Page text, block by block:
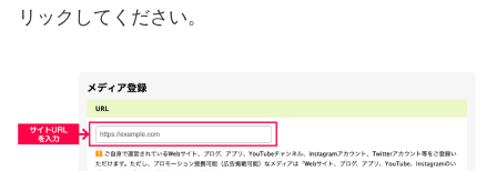
リックしてください。